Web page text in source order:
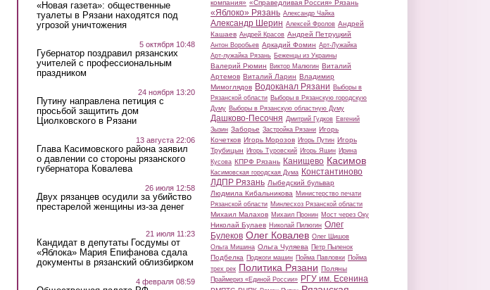
«Новая газета»: общественные
туалеты в Рязани находятся под
угрозой уничтожения
5 октября 10:48
Губернатор поздравил рязанских
учителей с профессиональным
праздником
24 ноября 13:20
Путину направлена петиция с
просьбой защитить дом
Циолковского в Рязани
13 августа 22:06
Глава Касимовского района заявил
о давлении со стороны рязанского
губернатора Ковалева
26 июля 12:58
Двух рязанцев осудили за убийство
престарелой женщины из-за денег
21 июля 11:23
Кандидат в депутаты Госдумы от
«Яблока» Мария Епифанова сдала
документы в рязанский облизбирком
4 февраля 08:59
компания» «Справедливая Россия» Рязань
«Яблоко» Рязань Александр Чайка
Александр Шерин Алексей Фролов Андрей
Кашаев Андрей Красов Андрей Петруцкий
Антон Воробьев Аркадий Фомин Арт-Лужайка
Арт-лужайка Рязань Беженцы из Украины
Валерий Рюмин Виктор Малюгин Виталий
Артемов Виталий Ларин Владимир
Мимоглядов Водоканал Рязани Выборы в
Рязанской области Выборы в Рязанскую городскую
Думу Выборы в Рязанскую областную Думу
Дашково-Песочня Дмитрий Гудков Евгений
Зызин Заборье Застройка Рязани Игорь
Кочетков Игорь Морозов Игорь Путин Игорь
Трубицын Игорь Туровский Игорь Яшин Ирина
Кусова КПРФ Рязань Канищево Касимов
Касимовская городская Дума Константиново
ЛДПР Рязань Лыбедский бульвар
Людмила Кибальникова Министерство печати
Рязанской области Минлесхоз Рязанской области
Михаил Малахов Михаил Пронин Мост через Оку
Николай Булаев Николай Пилюгин Олег
Булеков Олег Ковалев Олег Шишов
Ольга Мишина Ольга Чуляева Петр Пыленок
Подбелка Поджоги машин Пойма Павловки Пойма
трех рек Политика Рязани Поляны
Праймериз «Единой России» РГУ им. Есенина